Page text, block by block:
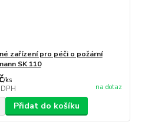
zařízení pro péči o požární
SK 110
/ks
na dotaz
Přidat do košíku